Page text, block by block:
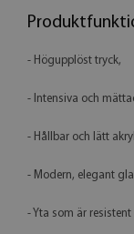
- Högupplöst tryck,
- Intensiva och
- Hållbar och lätt
- Modern, elegant
- Yta som är